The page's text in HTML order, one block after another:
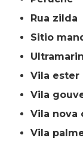
rua zilda
sitio
vila ester
vila
vila
vila